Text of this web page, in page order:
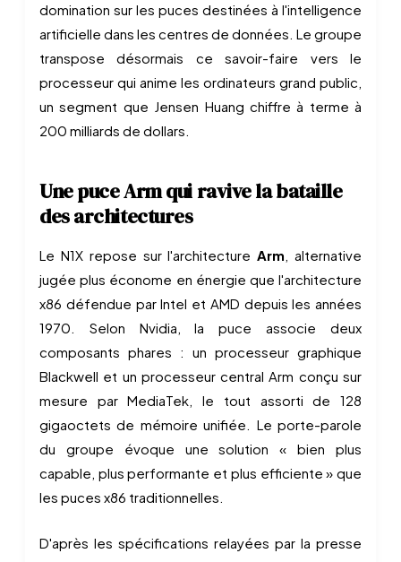
domination sur les puces destinées à l'intelligence
artificielle dans les centres de données. Le groupe
transpose désormais ce savoir-faire vers le
processeur qui anime les ordinateurs grand public,
un segment que Jensen Huang chiffre à terme à
200 milliards de dollars.
Une puce Arm qui ravive la bataille
des architectures
Le N1X repose sur l'architectureArm, alternative
jugée plus économe en énergie que l'architecture
x86 défendue par Intel et AMD depuis les années
1970. Selon Nvidia, la puce associe deux
composants phares : un processeur graphique
Blackwell et un processeur central Arm conçu sur
mesure par MediaTek, le tout assorti de 128
gigaoctets de mémoire unifiée. Le porte-parole
du groupe évoque une solution « bien plus
capable, plus performante et plus efficiente » que
les puces x86 traditionnelles.
D'après les spécifications relayées par la presse